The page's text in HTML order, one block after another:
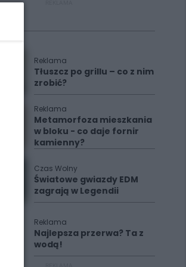
Reklama
Tłuszcz po grillu – co z nim
zrobić?
Reklama
Metamorfoza mieszkania
w bloku - co daje fornir
kamienny?
Czas Wolny
Światowe gwiazdy EDM
zagrają w Legendii
Reklama
Najlepsza przerwa? Ta z
wodą!